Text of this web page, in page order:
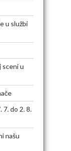
u službi
sceni u
7. do 2. 8.
našu